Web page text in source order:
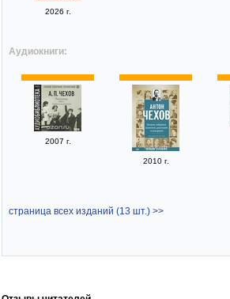
2026 г.
Аудиокниги:
2007 г.
2010 г.
страница всех изданий (13 шт.) >>